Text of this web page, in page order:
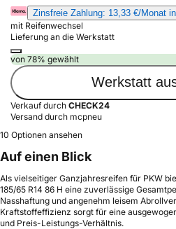
Zinsfreie Zahlung: 13,33 €/Monat
mit Reifenwechsel
Lieferung an die Werkstatt
von 78% gewählt
Werkstatt
Verkauf durch CHECK24
Versand durch mcpneu
10 Optionen ansehen
Auf einen Blick
Als vielseitiger Ganzjahresreifen für PKW
185/65 R14 86 H eine zuverlässige
Nasshaftung und angenehm leisem
Kraftstoffeffizienz sorgt für eine
und Preis-Leistungs-Verhältnis.